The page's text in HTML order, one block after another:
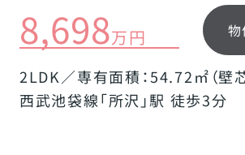
8,698万円 物
2LDK／専有面積：54.72㎡（壁芯
西武池袋線「所沢」駅 徒歩3分